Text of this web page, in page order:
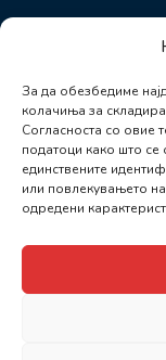
За да обезбедиме
колачиња за
Согласноста со овие
податоци како што
единствените
или повлекувањето
одредени